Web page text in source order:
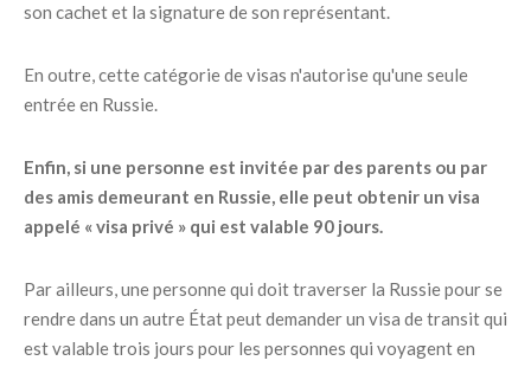
son cachet et la signature de son représentant.
En outre, cette catégorie de visas n'autorise qu'une seule
entrée en Russie.
Enfin, si une personne est invitée par des parents ou par
des amis demeurant en Russie, elle peut obtenir un visa
appelé « visa privé » qui est valable 90 jours.
Par ailleurs, une personne qui doit traverser la Russie pour se
rendre dans un autre État peut demander un visa de transit qui
est valable trois jours pour les personnes qui voyagent en